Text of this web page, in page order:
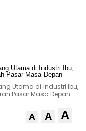
Utama di Industri Ibu,
Pasar Masa Depan
A A A